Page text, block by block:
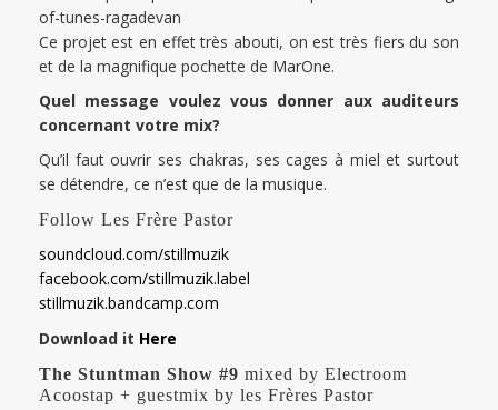
of-tunes-ragadevan
Ce projet est en effet très abouti, on est très fiers du son
et de la magnifique pochette de MarOne.
Quel message voulez vous donner aux auditeurs
concernant votre mix?
Qu’il faut ouvrir ses chakras, ses cages à miel et surtout
se détendre, ce n’est que de la musique.
Follow Les Frère Pastor
soundcloud.com/stillmuzik
facebook.com/stillmuzik.label
stillmuzik.bandcamp.com
Download it Here
The Stuntman Show #9 mixed by Electroom
Acoostap + guestmix by les Frères Pastor